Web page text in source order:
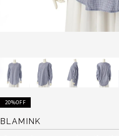
20%OFF
BLAMINK